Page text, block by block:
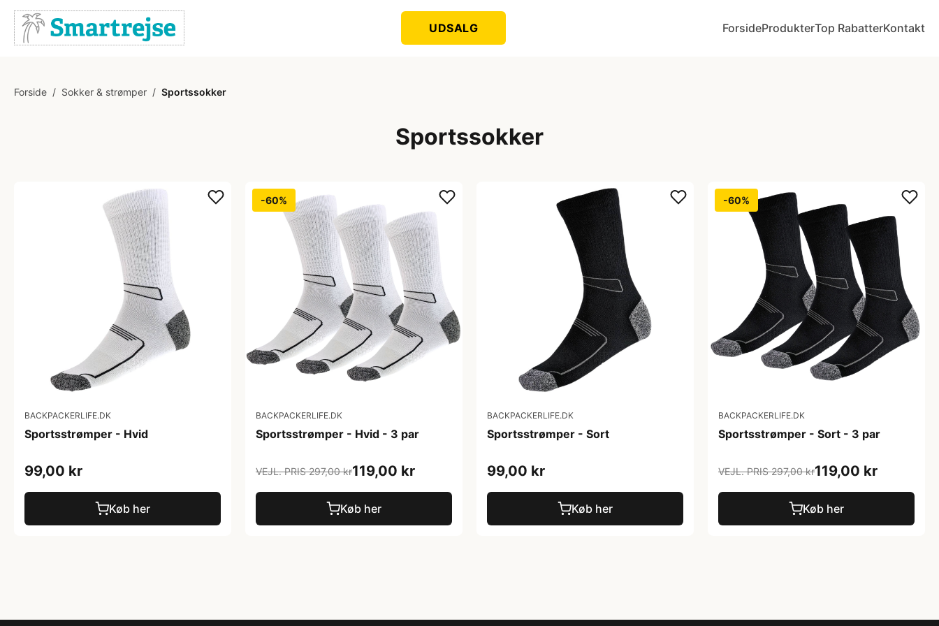
UDSALG ForsideProdukterTop RabatterKontakt
Forside / Sokker & strømper / Sportssokker
Sportssokker
BACKPACKERLIFE.DK
Sportsstrømper - Hvid
99,00 kr
Køb her
-60%
BACKPACKERLIFE.DK
Sportsstrømper - Hvid - 3 par
VEJL. PRIS 297,00 kr119,00 kr
Køb her
BACKPACKERLIFE.DK
Sportsstrømper - Sort
99,00 kr
Køb her
-60%
BACKPACKERLIFE.DK
Sportsstrømper - Sort - 3 par
VEJL. PRIS 297,00 kr119,00 kr
Køb her